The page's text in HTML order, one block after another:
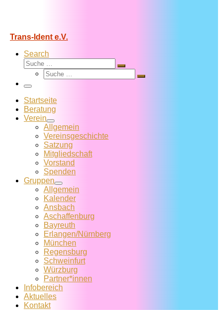
Trans-Ident e.V.
Search
Suche
Suche
Suche
Suche
Menü
Startseite
Beratung
Verein
Allgemein
Vereins­geschichte
Satzung
Mitglied­schaft
Vorstand
Spenden
Gruppen
Allgemein
Kalender
Ansbach
Aschaffenburg
Bayreuth
Erlangen/Nürnberg
München
Regensburg
Schweinfurt
Würzburg
Partner*innen
Infobereich
Aktuelles
Kontakt